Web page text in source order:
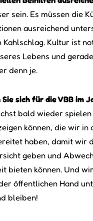
sein. Es müssen die
ausreichend
Kahlschlag. Kultur ist
Lebens und
denn je.
sich für die VBB im
bald wieder
können, die wir in
haben, damit wir
geben und
bieten können. Und
öffentlichen Hand
bleiben!